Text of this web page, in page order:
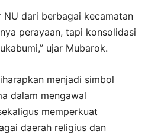
NU dari berbagai kecamatan
perayaan, tapi konsolidasi
ujar Mubarok.
menjadi simbol
dalam mengawal
memperkuat
daerah religius dan